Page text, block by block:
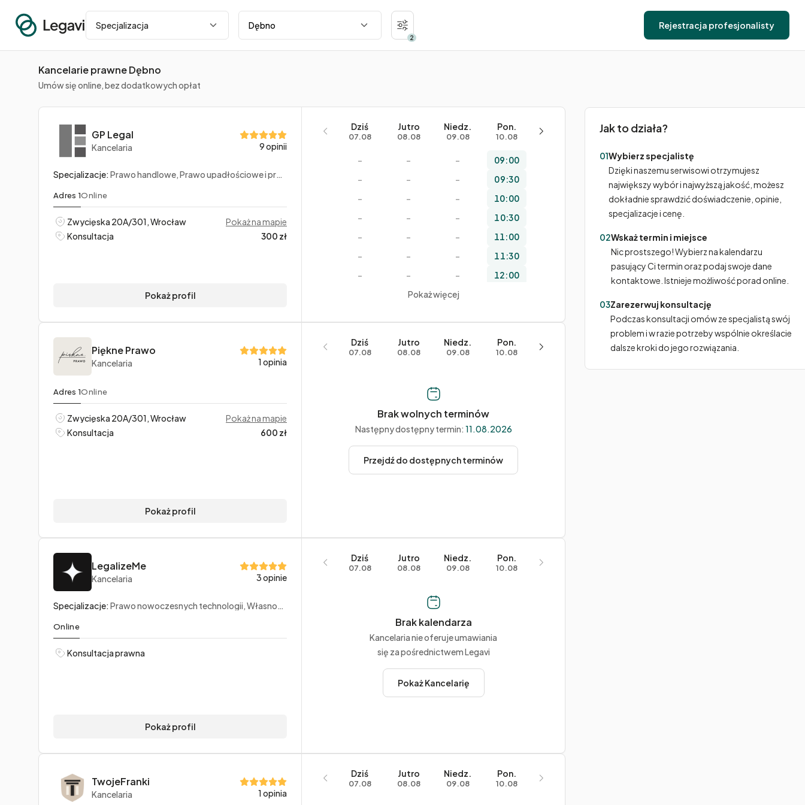
Specjalizacja
Miasto
2
Rejestracja profesjonalisty
Kancelarie prawne Dębno
Umów się online, bez dodatkowych opłat
GP Legal
Kancelaria 9 opinii
Specjalizacje: Prawo handlowe, Prawo upadłościowe i prawo restrukturyzacyjne, Kredyty frankowe, walutowe
Adres 1Online
Zwycięska 20A/301, Wrocław
Pokaż na mapie
Konsultacja
300 zł
Pokaż profil
Dziś
07.08
Jutro
08.08
Niedz.
09.08
Pon.
10.08
–
–
–
–
–
–
–
–
–
–
–
–
–
–
–
–
–
–
–
–
–
–
–
09:00
09:30
10:00
10:30
11:00
11:30
12:00
Pokaż więcej
Piękne Prawo
Kancelaria 1 opinia
Adres 1Online
Zwycięska 20A/301, Wrocław
Pokaż na mapie
Konsultacja
600 zł
Pokaż profil
Dziś
07.08
Jutro
08.08
Niedz.
09.08
Pon.
10.08
Brak wolnych terminów
Następny dostępny termin: 11.08.2026
Przejdź do dostępnych terminów
LegalizeMe
Kancelaria 3 opinie
Specjalizacje: Prawo nowoczesnych technologii, Własność intelektualna, Prawo handlowe
Online
Konsultacja prawna
Pokaż profil
Dziś
07.08
Jutro
08.08
Niedz.
09.08
Pon.
10.08
Brak kalendarza
Kancelaria nie oferuje umawiania
się za pośrednictwem Legavi
Pokaż Kancelarię
TwojeFranki
Kancelaria 1 opinia
Dziś
07.08
Jutro
08.08
Niedz.
09.08
Pon.
10.08
Jak to działa?
01Wybierz specjalistę
Dzięki naszemu serwisowi otrzymujesz
największy wybór i najwyższą jakość, możesz
dokładnie sprawdzić doświadczenie, opinie,
specjalizacje i cenę.
02Wskaż termin i miejsce
Nic prostszego! Wybierz na kalendarzu
pasujący Ci termin oraz podaj swoje dane
kontaktowe. Istnieje możliwość porad online.
03Zarezerwuj konsultację
Podczas konsultacji omów ze specjalistą swój
problem i w razie potrzeby wspólnie określacie
dalsze kroki do jego rozwiązania.